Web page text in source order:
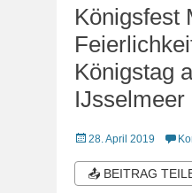
Königsfest
Königstag
IJsselmeer
Veröffentlicht
28. April 2019
📤 BEITRAG